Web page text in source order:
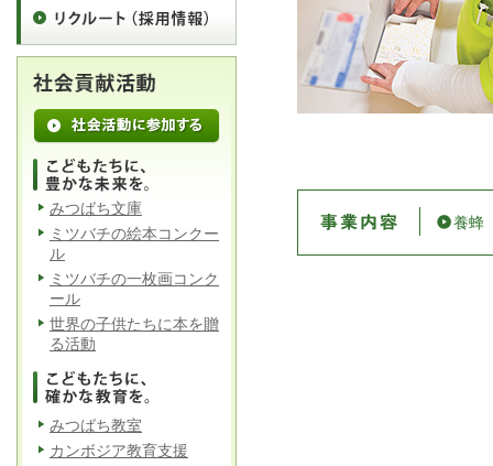
養蜂
みつばち文庫
ミツバチの絵本コンクー
ル
ミツバチの一枚画コンク
ール
世界の子供たちに本を贈
る活動
みつばち教室
カンボジア教育支援